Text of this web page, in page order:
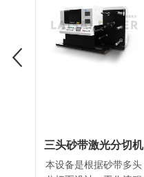
三头砂带激光分切机
本设备是根据砂带多头